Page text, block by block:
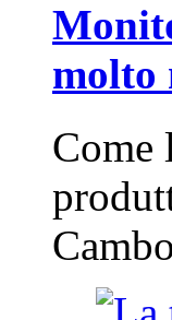
molto
Come